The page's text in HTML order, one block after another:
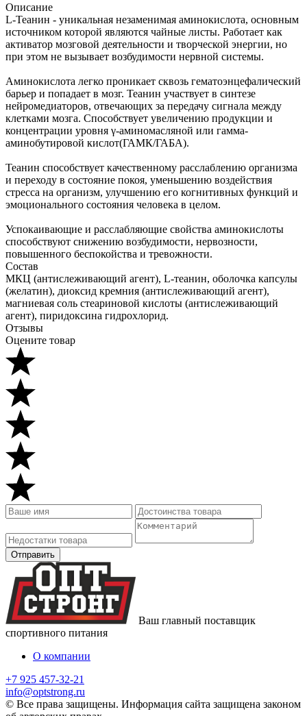
Описание
L-Теанин - уникальная незаменимая аминокислота, основным
источником которой являются чайные листы. Работает как
активатор мозговой деятельности и творческой энергии, но
при этом не вызывает возбудимости нервной системы.
Аминокислота легко проникает сквозь гематоэнцефалический
барьер и попадает в мозг. Теанин участвует в синтезе
нейромедиаторов, отвечающих за передачу сигнала между
клетками мозга. Способствует увеличению продукции и
концентрации уровня γ-аминомасляной или гамма-
аминобутировой кислот(ГАМК/ГАБА).
Теанин способствует качественному расслаблению организма
и переходу в состояние покоя, уменьшению воздействия
стресса на организм, улучшению его когнитивных функций и
эмоционального состояния человека в целом.
Успокаивающие и расслабляющие свойства аминокислоты
способствуют снижению возбудимости, нервозности,
повышенного беспокойства и тревожности.
Состав
МКЦ (антислеживающий агент), L-теанин, оболочка капсулы
(желатин), диоксид кремния (антислеживающий агент),
магниевая соль стеариновой кислоты (антислеживающий
агент), пиридоксина гидрохлорид.
Отзывы
Оцените товар
Ваш главный поставщик
спортивного питания
О компании
+7 925 457-32-21
info@optstrong.ru
© Все права защищены. Информация сайта защищена законом